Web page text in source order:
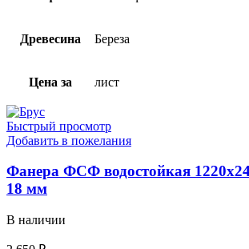
Древесина Береза
Цена за лист
Быстрый просмотр
Добавить в пожелания
Фанера ФСФ водостойкая
18 мм
В наличии